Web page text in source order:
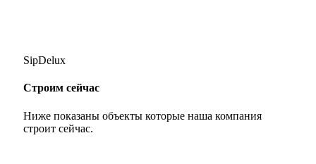
SipDelux
Строим сейчас
Ниже показаны объекты которые наша компания
строит сейчас.